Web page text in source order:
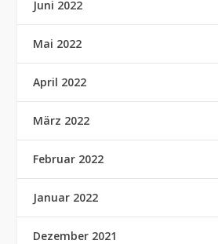
Juni 2022
Mai 2022
April 2022
März 2022
Februar 2022
Januar 2022
Dezember 2021